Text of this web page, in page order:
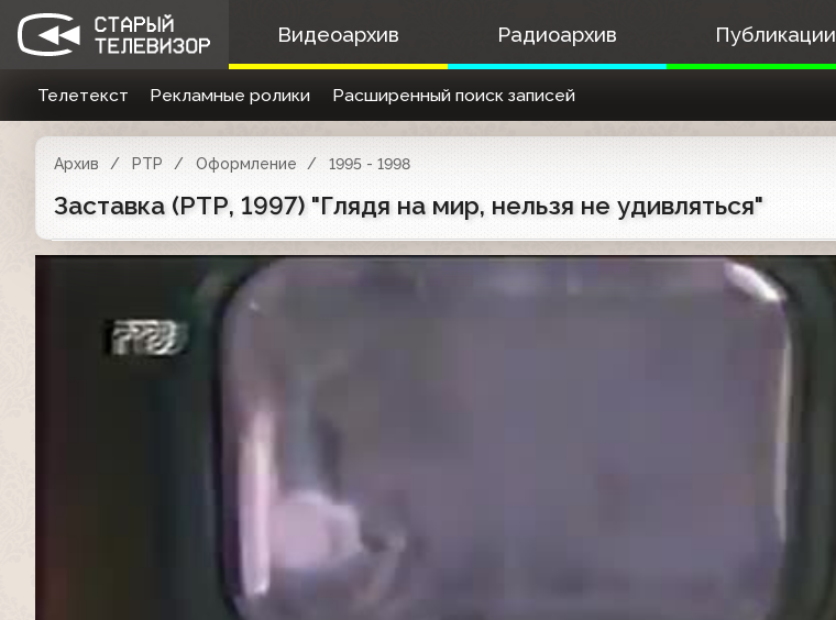
Видеоархив Радиоархив Публикации
Телетекст Рекламные ролики Расширенный поиск записей
Архив РТР Оформление 1995 - 1998
Заставка (РТР, 1997) "Глядя на мир, нельзя не удивляться"